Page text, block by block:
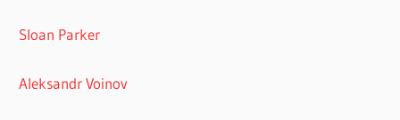
Sloan Parker
Aleksandr Voinov